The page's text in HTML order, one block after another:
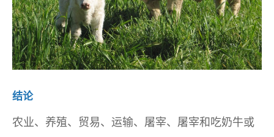
结论
农业、养殖、贸易、运输、屠宰、屠宰和吃奶牛或